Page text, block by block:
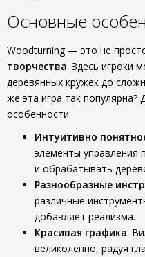
Основные
Woodturning — это не
творчества. Здесь игроки
деревянных кружек до
же эта игра так
особенности:
Интуитивно
элементы управления
и обрабатывать
Разнообразные
различные
добавляет реализма.
Красивая графика:
великолепно, радуя